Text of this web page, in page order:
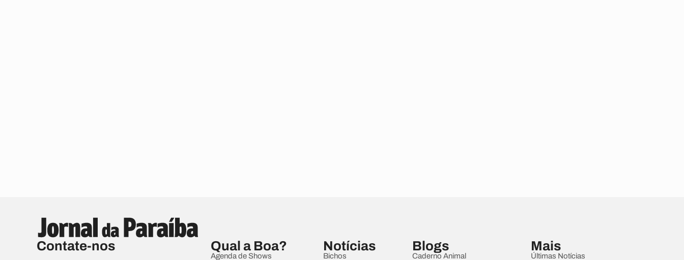
Contate-nos Qual a Boa?
Agenda de Shows
Notícias
Bichos
Blogs
Caderno Animal
Mais
Últimas Notícias